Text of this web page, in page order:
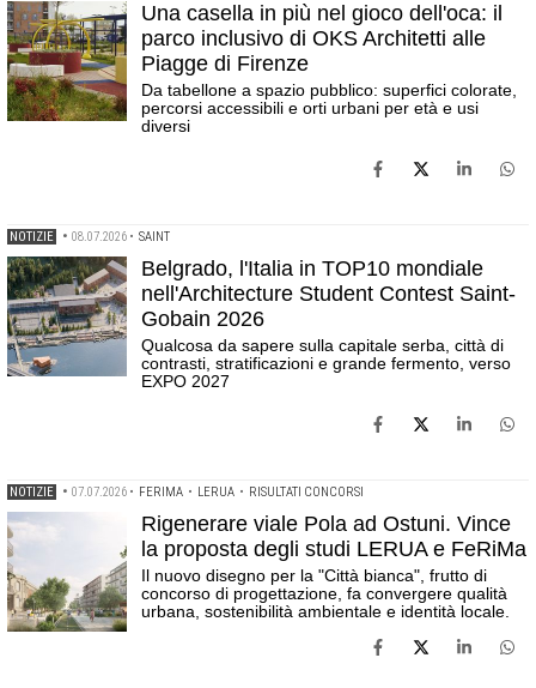
Una casella in più nel gioco dell'oca: il
parco inclusivo di OKS Architetti alle
Piagge di Firenze
Da tabellone a spazio pubblico: superfici colorate,
percorsi accessibili e orti urbani per età e usi
diversi
NOTIZIE • 08.07.2026 • SAINT
Belgrado, l'Italia in TOP10 mondiale
nell'Architecture Student Contest Saint-
Gobain 2026
Qualcosa da sapere sulla capitale serba, città di
contrasti, stratificazioni e grande fermento, verso
EXPO 2027
NOTIZIE • 07.07.2026 • FERIMA • LERUA • RISULTATI CONCORSI
Rigenerare viale Pola ad Ostuni. Vince
la proposta degli studi LERUA e FeRiMa
Il nuovo disegno per la "Città bianca", frutto di
concorso di progettazione, fa convergere qualità
urbana, sostenibilità ambientale e identità locale.